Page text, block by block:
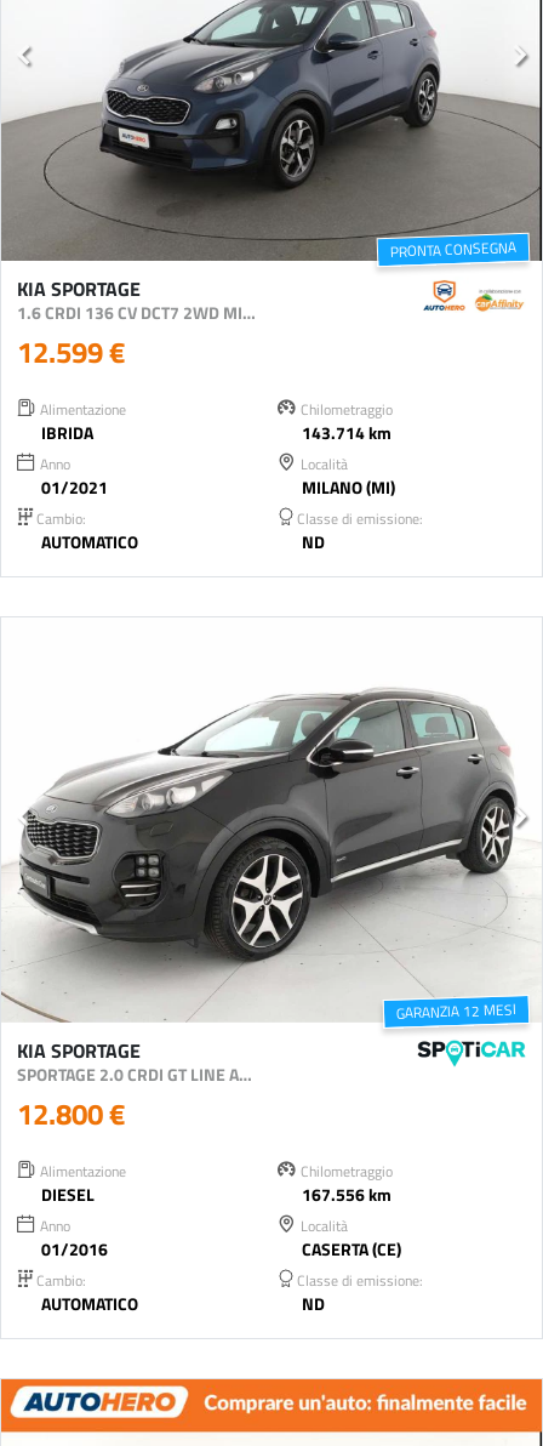
PRONTA CONSEGNA
KIA SPORTAGE
1.6 CRDI 136 CV DCT7 2WD MILD HYBRID BUSINESS CLAS
12.599 €
Alimentazione
IBRIDA
Chilometraggio
143.714 km
Anno
01/2021
Località
MILANO (MI)
Cambio:
AUTOMATICO
Classe di emissione:
ND
GARANZIA 12 MESI
KIA SPORTAGE
SPORTAGE 2.0 CRDI GT LINE AWD 185CV AUTO
12.800 €
Alimentazione
DIESEL
Chilometraggio
167.556 km
Anno
01/2016
Località
CASERTA (CE)
Cambio:
AUTOMATICO
Classe di emissione:
ND